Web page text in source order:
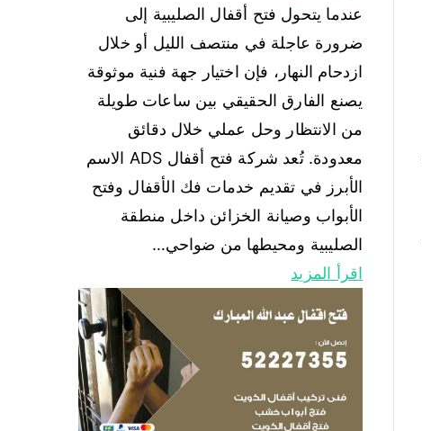
عندما يتحول فتح أقفال الصليبية إلى
ضرورة عاجلة في منتصف الليل أو خلال
ازدحام النهار، فإن اختيار جهة فنية موثوقة
يصنع الفارق الحقيقي بين ساعات طويلة
من الانتظار وحل عملي خلال دقائق
معدودة. تُعد شركة فتح أقفال ADS الاسم
الأبرز في تقديم خدمات فك الأقفال وفتح
الأبواب وصيانة الخزائن داخل منطقة
الصليبية ومحيطها من ضواحي…
اقرأ المزيد